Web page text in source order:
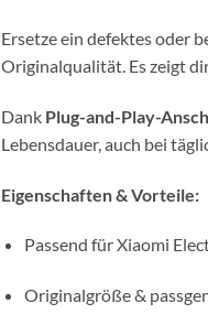
Ersetze ein defektes oder
Originalqualität. Es zeigt
Dank Plug-and-Play-
Lebensdauer, auch bei
Eigenschaften & Vorteile:
Passend für Xiaomi
Originalgröße &